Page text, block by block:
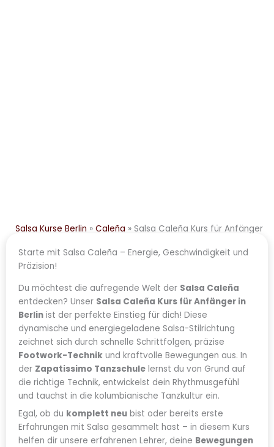
Salsa Kurse Berlin » Caleña » Salsa Caleña Kurs für Anfänger
Starte mit Salsa Caleña – Energie, Geschwindigkeit und
Präzision!
Du möchtest die aufregende Welt der Salsa Caleña
entdecken? Unser Salsa Caleña Kurs für Anfänger in
Berlin ist der perfekte Einstieg für dich! Diese
dynamische und energiegeladene Salsa-Stilrichtung
zeichnet sich durch schnelle Schrittfolgen, präzise
Footwork-Technik und kraftvolle Bewegungen aus. In
der Zapatissimo Tanzschule lernst du von Grund auf
die richtige Technik, entwickelst dein Rhythmusgefühl
und tauchst in die kolumbianische Tanzkultur ein.
Egal, ob du komplett neu bist oder bereits erste
Erfahrungen mit Salsa gesammelt hast – in diesem Kurs
helfen dir unsere erfahrenen Lehrer, deine Bewegungen